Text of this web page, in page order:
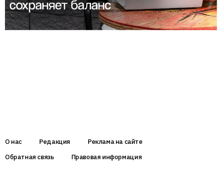
О нас Редакция
Реклама на сайте
Обратная связь
Правовая информация